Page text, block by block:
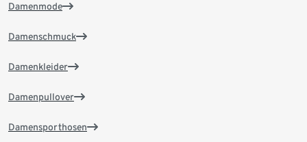
Damenmode
Damenschmuck
Damenkleider
Damenpullover
Damensporthosen